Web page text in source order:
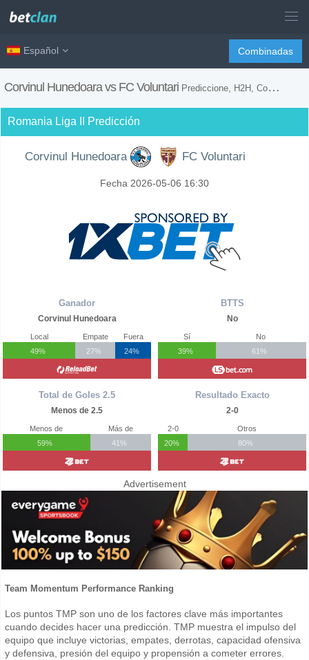
Español Combinadas
Corvinul Hunedoara vs FC Voluntari Prediccione, H2H, Consejos de Apuestas y Previsión del Partido
Romania Liga II Predicción
Corvinul Hunedoara FC Voluntari
Fecha 2026-05-06 16:30
Ganador
Corvinul Hunedoara
Local
49%
Empate
27%
Fuera
24%
Total de Goles 2.5
Menos de 2.5
Menos de
59%
Más de
41%
BTTS
No
Sí
39%
No
61%
Resultado Exacto
2-0
2-0
20%
Otros
80%
Advertisement
Team Momentum Performance Ranking
Los puntos TMP son uno de los factores clave más importantes
cuando decides hacer una predicción. TMP muestra el impulso del
equipo que incluye victorias, empates, derrotas, capacidad ofensiva
y defensiva, presión del equipo y propensión a cometer errores.